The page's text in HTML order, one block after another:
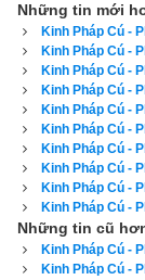
Tâm không dao
chẳng xao.
84. Chẳng vì
Mà tạo điều độc
Chẳng vì con
Chẳng vì ngôi vị
Những tin mới
Kinh Pháp Cú -
Kinh Pháp Cú -
Kinh Pháp Cú -
Kinh Pháp Cú -
Kinh Pháp Cú -
Kinh Pháp Cú -
Kinh Pháp Cú -
Kinh Pháp Cú -
Kinh Pháp Cú -
Kinh Pháp Cú -
Những tin cũ
Kinh Pháp Cú -
Kinh Pháp Cú -